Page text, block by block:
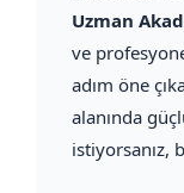
Uzman
ve
adım öne
alanında
istiyorsanız,